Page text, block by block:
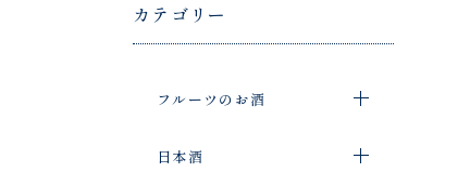
カテゴリー
フルーツのお酒
日本酒